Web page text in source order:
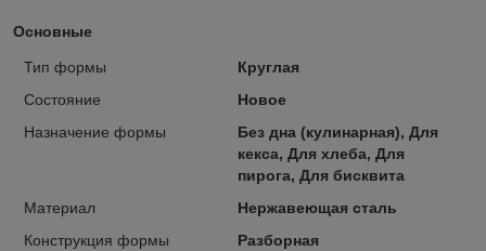
Основные
Тип формы
Круглая
Состояние
Новое
Назначение формы
Без дна (кулинарная), Для
кекса, Для хлеба, Для
пирога, Для бисквита
Материал
Нержавеющая сталь
Конструкция формы
Разборная